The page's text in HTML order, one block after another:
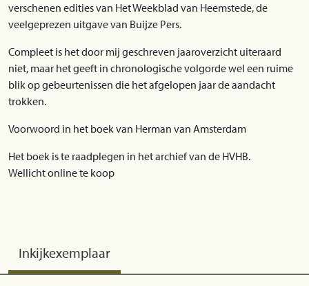
verschenen edities van Het Weekblad van Heemstede, de
veelgeprezen uitgave van Buijze Pers.
Compleet is het door mij geschreven jaaroverzicht uiteraard
niet, maar het geeft in chronologische volgorde wel een ruime
blik op gebeurtenissen die het afgelopen jaar de aandacht
trokken.
Voorwoord in het boek van Herman van Amsterdam
Het boek is te raadplegen in het archief van de HVHB.
Wellicht online te koop
Inkijkexemplaar